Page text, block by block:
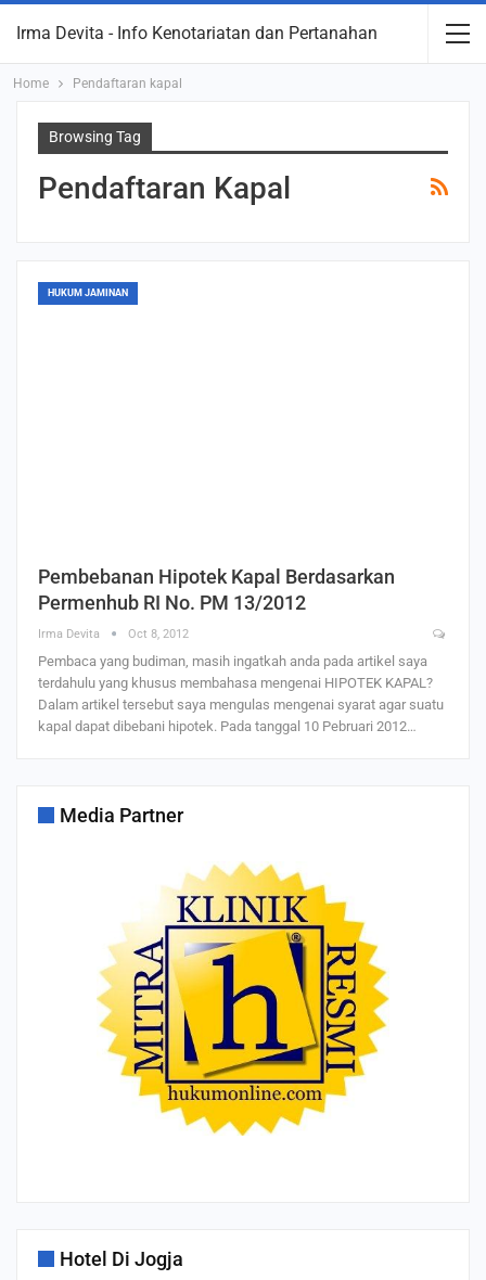
Irma Devita - Info Kenotariatan dan Pertanahan
Home Pendaftaran kapal
Browsing Tag
Pendaftaran Kapal
HUKUM JAMINAN
Pembebanan Hipotek Kapal Berdasarkan
Permenhub RI No. PM 13/2012
Irma Devita Oct 8, 2012
Pembaca yang budiman, masih ingatkah anda pada artikel saya
terdahulu yang khusus membahasa mengenai HIPOTEK KAPAL?
Dalam artikel tersebut saya mengulas mengenai syarat agar suatu
kapal dapat dibebani hipotek. Pada tanggal 10 Pebruari 2012…
Media Partner
Hotel Di Jogja